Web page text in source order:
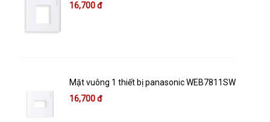
16,700 đ
Mặt vuông 1 thiết bị panasonic WEB7811SW
16,700 đ